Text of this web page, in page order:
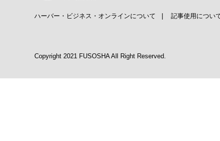
ハーバー・ビジネス・オンラインについて 記事使用につい
Copyright 2021 FUSOSHA All Right Reserved.